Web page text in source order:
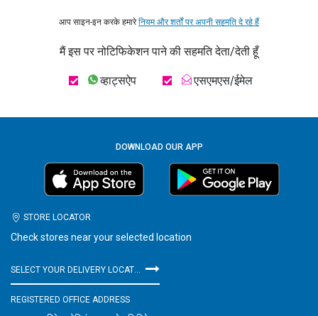
आप साइन-इन करके हमारेनियम और शर्तों पर अपनी सहमति दे रहे हैं
मैं इस पर नोटिफिकेशन पाने की सहमति देता/देती हूँ
व्हाट्सऐप एसएमएस/ईमेल
DOWNLOAD OUR APP
STORE LOCATOR
Check stores near your selected location
SELECT YOUR DELIVERY LOCATION
REGISTERED OFFICE ADDRESS